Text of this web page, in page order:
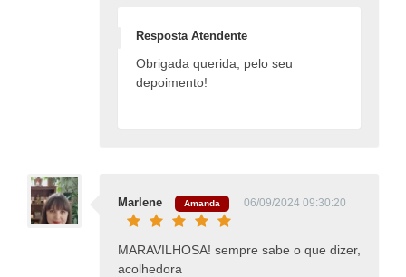
Resposta Atendente
Obrigada querida, pelo seu
depoimento!
Marlene Amanda 06/09/2024 09:30:20
MARAVILHOSA! sempre sabe o que dizer,
acolhedora